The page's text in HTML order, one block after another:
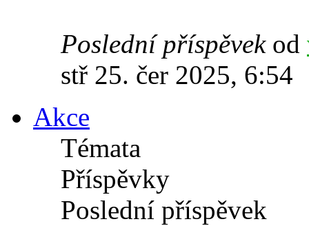
Poslední příspěvekod
stř 25. čer 2025, 6:54
Akce
Témata
Příspěvky
Poslední příspěvek